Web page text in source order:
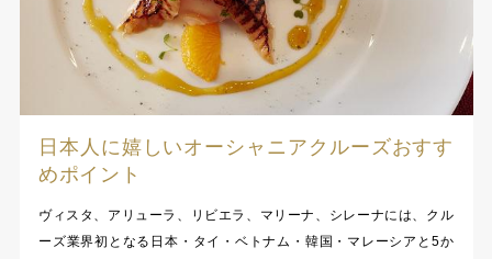
日本人に嬉しいオーシャニアクルーズおすす
めポイント
ヴィスタ、アリューラ、リビエラ、マリーナ、シレーナには、クル
ーズ業界初となる日本・タイ・ベトナム・韓国・マレーシアと5か